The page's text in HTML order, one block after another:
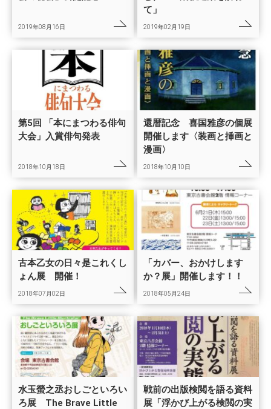
2019年08月16日
て」
2019年02月19日
第5回 「本にまつわる俳句
大会」入賞俳句発表
2018年10月18日
還暦記念 喜国雅彦の個展
開催します〈装画と挿画と
漫画〉
2018年10月10日
古本乙女の日々是これくし
ょん展 開催！
2018年07月02日
「カバー、おかけします
か？展」開催します！！
2018年05月24日
水玉螢之丞おしごといろい
ろ展 The Brave Little
戦前の出版検閲を語る資料
展「浮かび上がる検閲の実